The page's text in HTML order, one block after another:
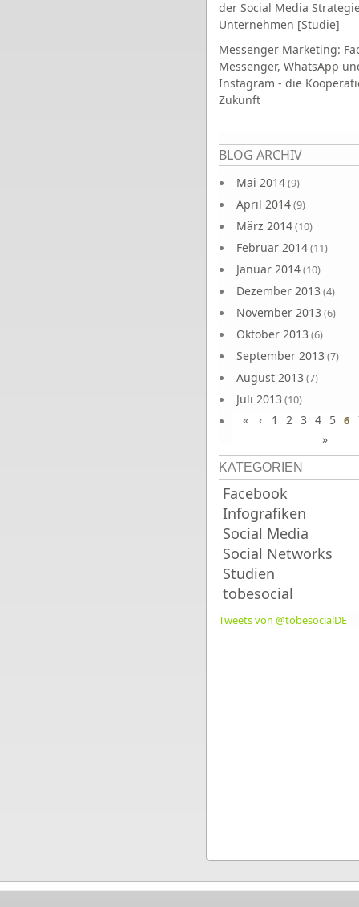
der Social Media
Unternehmen [Studie]
Messenger Marketing:
Messenger, WhatsApp
Instagram - die
Zukunft
BLOG ARCHIV
Mai 2014(9)
April 2014(9)
März 2014(10)
Februar 2014(11)
Januar 2014(10)
Dezember 2013 (4)
November 2013 (6)
Oktober 2013 (6)
September 2013 (7)
August 2013 (7)
Juli 2013 (10)
Juni 2013(10)
Seiten
« ‹ 1 2 3 4 5 6
»
KATEGORIEN
Facebook
Infografiken
Social Media
Social Networks
Studien
tobesocial
Tweets von @tobesocialDE